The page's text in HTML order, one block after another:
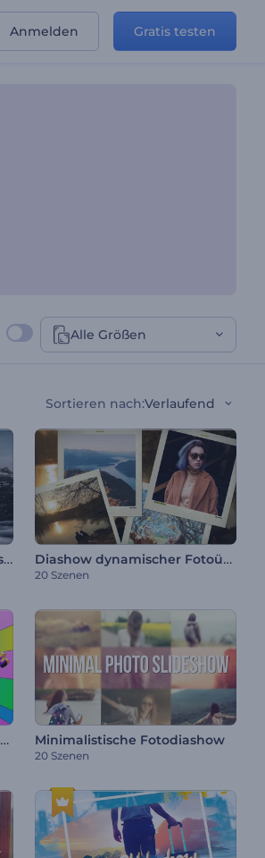
Anmelden Gratis testen
Alle Größen
Sortieren nach:Verlaufend
Zersplitterte Übergänge Diashow Diashow dynamischer Fotoübergänge
20 Szenen
Buntes Geburtstags-Animationspaket Minimalistische Fotodiashow
20 Szenen